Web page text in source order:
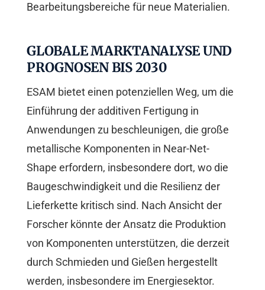
Bearbeitungsbereiche für neue Materialien.
GLOBALE MARKTANALYSE UND
PROGNOSEN BIS 2030
ESAM bietet einen potenziellen Weg, um die
Einführung der additiven Fertigung in
Anwendungen zu beschleunigen, die große
metallische Komponenten in Near-Net-
Shape erfordern, insbesondere dort, wo die
Baugeschwindigkeit und die Resilienz der
Lieferkette kritisch sind. Nach Ansicht der
Forscher könnte der Ansatz die Produktion
von Komponenten unterstützen, die derzeit
durch Schmieden und Gießen hergestellt
werden, insbesondere im Energiesektor.